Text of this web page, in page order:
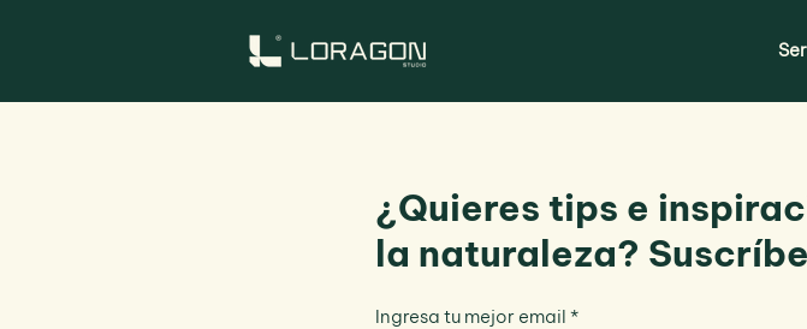
¿Quieres tips e
la naturaleza?
Ingresa tu mejor email